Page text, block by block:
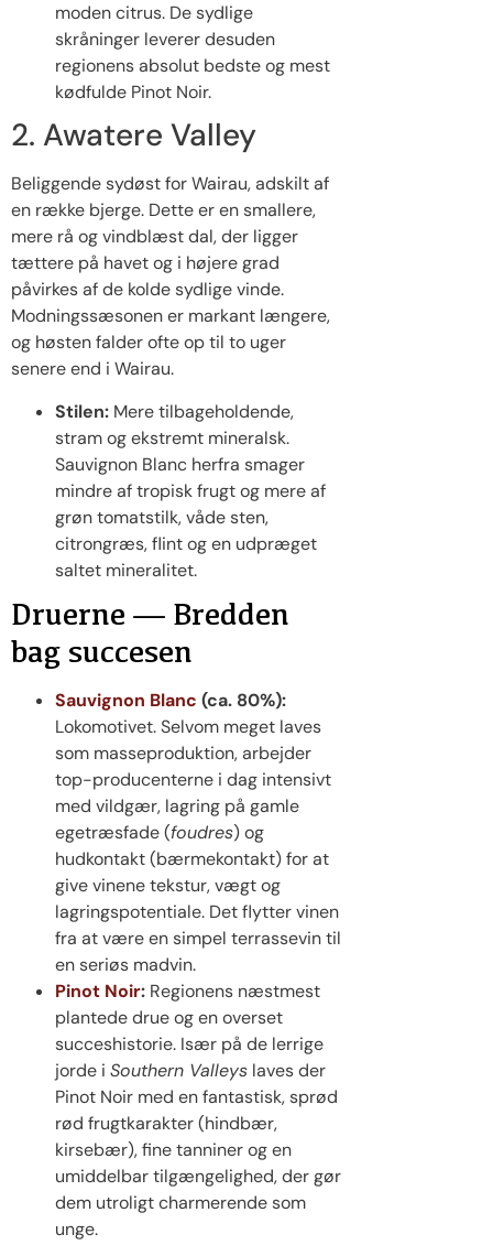
moden citrus. De sydlige
skråninger leverer desuden
regionens absolut bedste og mest
kødfulde Pinot Noir.
2. Awatere Valley
Beliggende sydøst for Wairau, adskilt af
en række bjerge. Dette er en smallere,
mere rå og vindblæst dal, der ligger
tættere på havet og i højere grad
påvirkes af de kolde sydlige vinde.
Modningssæsonen er markant længere,
og høsten falder ofte op til to uger
senere end i Wairau.
Stilen: Mere tilbageholdende,
stram og ekstremt mineralsk.
Sauvignon Blanc herfra smager
mindre af tropisk frugt og mere af
grøn tomatstilk, våde sten,
citrongræs, flint og en udpræget
saltet mineralitet.
Druerne — Bredden
bag succesen
Sauvignon Blanc (ca. 80%):
Lokomotivet. Selvom meget laves
som masseproduktion, arbejder
top-producenterne i dag intensivt
med vildgær, lagring på gamle
egetræsfade (foudres) og
hudkontakt (bærmekontakt) for at
give vinene tekstur, vægt og
lagringspotentiale. Det flytter vinen
fra at være en simpel terrassevin til
en seriøs madvin.
Pinot Noir: Regionens næstmest
plantede drue og en overset
succeshistorie. Især på de lerrige
jorde i Southern Valleys laves der
Pinot Noir med en fantastisk, sprød
rød frugtkarakter (hindbær,
kirsebær), fine tanniner og en
umiddelbar tilgængelighed, der gør
dem utroligt charmerende som
unge.